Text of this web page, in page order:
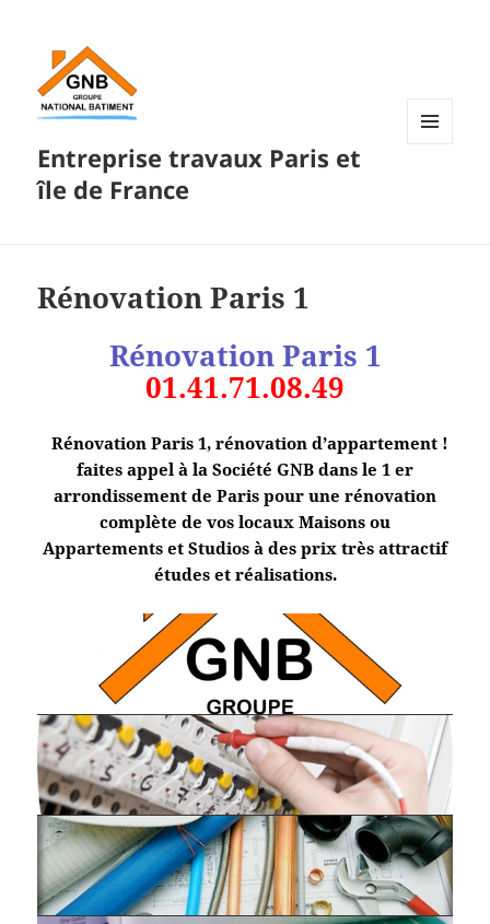
Entreprise travaux Paris et
île de France
Rénovation Paris 1
Rénovation Paris 1
01.41.71.08.49
Rénovation Paris 1, rénovation d’appartement !
faites appel à la Société GNB dans le 1 er
arrondissement de Paris pour une rénovation
complète de vos locaux Maisons ou
Appartements et Studios à des prix très attractif
études et réalisations.